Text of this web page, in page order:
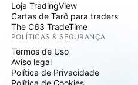
Loja TradingView
Cartas de Tarô para traders
The C63 TradeTime
POLÍTICAS & SEGURANÇA
Termos de Uso
Aviso legal
Política de Privacidade
Política de Cookies